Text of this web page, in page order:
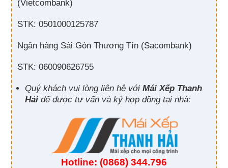
(Vietcombank)
STK: 0501000125787
Ngân hàng Sài Gòn Thương Tín (Sacombank)
STK: 060090626755
Quý khách vui lòng liên hệ vớiMái Xếp Thanh
Hảiđể được tư vấn và ký hợp đồng tại nhà:
Hotline: (0868) 344.796